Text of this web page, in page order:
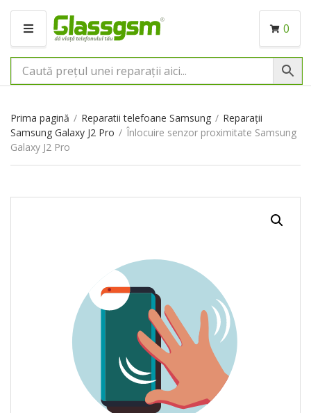
M
N
I
0
Prima pagină / Reparatii telefoane Samsung / Reparații
Samsung Galaxy J2 Pro / Înlocuire senzor proximitate Samsung
Galaxy J2 Pro